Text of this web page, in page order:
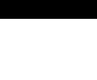
Wie